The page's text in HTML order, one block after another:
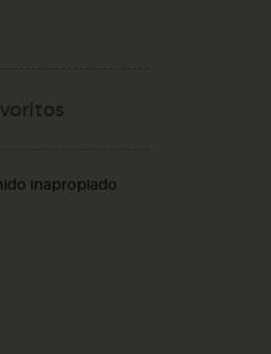
inapropiado